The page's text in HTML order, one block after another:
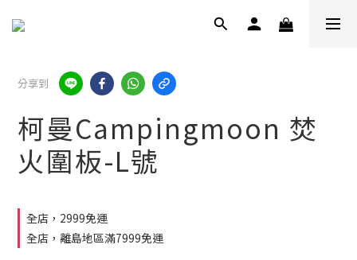
分享到
柯曼Campingmoon 焚
火圍板-L號
全店，2999免運
全店，離島地區滿7999免運